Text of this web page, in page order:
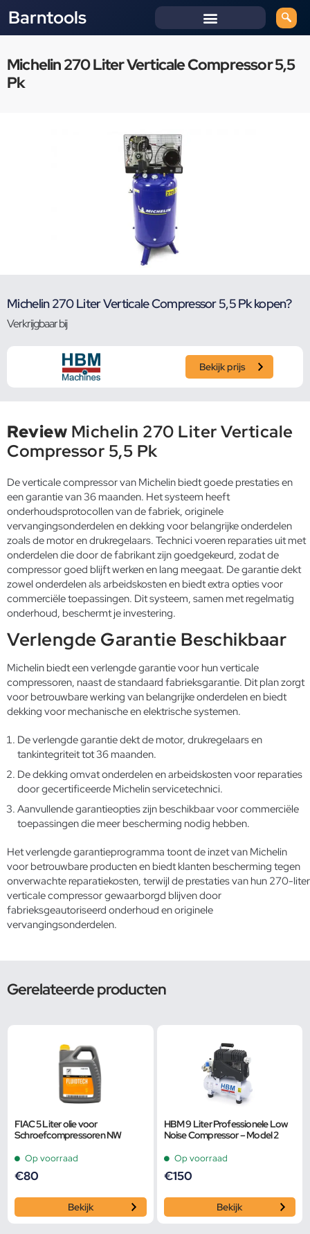
Barntools
Michelin 270 Liter Verticale Compressor 5,5
Pk
Michelin 270 Liter Verticale Compressor 5,5 Pk kopen?
Verkrijgbaar bij
Bekijk prijs
Review Michelin 270 Liter Verticale
Compressor 5,5 Pk
De verticale compressor van Michelin biedt goede prestaties en
een garantie van 36 maanden. Het systeem heeft
onderhoudsprotocollen van de fabriek, originele
vervangingsonderdelen en dekking voor belangrijke onderdelen
zoals de motor en drukregelaars. Technici voeren reparaties uit met
onderdelen die door de fabrikant zijn goedgekeurd, zodat de
compressor goed blijft werken en lang meegaat. De garantie dekt
zowel onderdelen als arbeidskosten en biedt extra opties voor
commerciële toepassingen. Dit systeem, samen met regelmatig
onderhoud, beschermt je investering.
Verlengde Garantie Beschikbaar
Michelin biedt een verlengde garantie voor hun verticale
compressoren, naast de standaard fabrieksgarantie. Dit plan zorgt
voor betrouwbare werking van belangrijke onderdelen en biedt
dekking voor mechanische en elektrische systemen.
De verlengde garantie dekt de motor, drukregelaars en
tankintegriteit tot 36 maanden.
De dekking omvat onderdelen en arbeidskosten voor reparaties
door gecertificeerde Michelin servicetechnici.
Aanvullende garantieopties zijn beschikbaar voor commerciële
toepassingen die meer bescherming nodig hebben.
Het verlengde garantieprogramma toont de inzet van Michelin
voor betrouwbare producten en biedt klanten bescherming tegen
onverwachte reparatiekosten, terwijl de prestaties van hun 270-liter
verticale compressor gewaarborgd blijven door
fabrieksgeautoriseerd onderhoud en originele
vervangingsonderdelen.
Gerelateerde producten
FIAC 5 Liter olie voor
Schroefcompressoren NW
Op voorraad
€80
Bekijk
HBM 9 Liter Professionele Low
Noise Compressor – Model 2
Op voorraad
€150
Bekijk